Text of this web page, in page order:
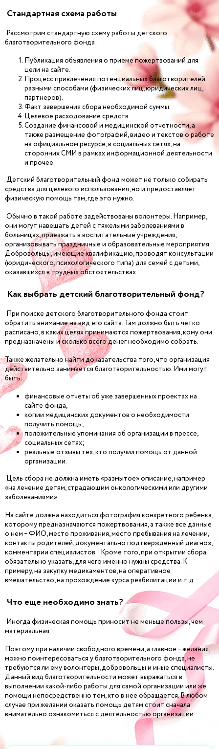
Стандартная схема работы
Рассмотрим стандартную схему работы детского
благотворительного фонда:
Публикация объявления о приеме пожертвований для
цели на сайте.
Процесс привлечения потенциальных благотворителей
разными способами (физических лиц, юридических лиц,
партнеров).
Факт завершения сбора необходимой суммы.
Целевое расходование средств.
Создание финансовой и медицинской отчетности, а
также размещение фотографий, видео и текстов о работе
на официальном ресурсе, в социальных сетях, на
сторонних СМИ в рамках информационной деятельности
и прочее.
Детский благотворительный фонд может не только собирать
средства для целевого использования, но и предоставляет
физическую помощь там, где это нужно.
Обычно в такой работе задействованы волонтеры. Например,
они могут навещать детей с тяжелыми заболеваниями в
больницах, приезжать в воспитательные учреждения,
организовывать праздничные и образовательные мероприятия.
Добровольцы, имеющие квалификацию, проводят консультации
(юридического, психологического типа) для семей с детьми,
оказавшихся в трудных обстоятельствах.
Как выбрать детский благотворительный фонд?
При поиске детского благотворительного фонда стоит
обратить внимание на вид его сайта. Там должно быть четко
расписано, в каких целях принимаются пожертвования, кому они
предназначены и сколько всего денег необходимо собрать.
Также желательно найти доказательства того, что организация
действительно занимается благотворительностью. Ими могут
быть:
финансовые отчеты об уже завершенных проектах на
сайте фонда,
копии медицинских документов о необходимости
получить помощь;
положительные упоминания об организации в прессе,
социальных сетях;
реальные отзывы тех, кто получил помощь от данной
организации.
Цель сбора не должна иметь «размытое» описание, например
«на лечение детям, страдающим онкологическими или другими
заболеваниями».
На сайте должна находиться фотография конкретного ребенка,
которому предназначаются пожертвования, а также все данные
о нем – ФИО, место проживания, место пребывания на лечении,
контакты родителей, документально подтвержденный диагноз,
комментарии специалистов. Кроме того, при открытии сбора
обязательно указать, для чего именно нужны средства. К
примеру, на закупку медикаментов, на оперативное
вмешательство, на прохождение курса реабилитации и т. д.
Что еще необходимо знать?
Иногда физическая помощь приносит не меньше пользы, чем
материальная.
Поэтому при наличии свободного времени, а главное – желания,
можно поинтересоваться у благотворительного фонда, не
требуются ли ему волонтеры, добровольцы и иные специалисты.
Данный вид благотворительности может выражаться в
выполнении какой-либо работы для самой организации или же
помощи непосредственно тем, кто в нее обращается. В любом
случае при желании оказать помощь детям стоит сначала
внимательно ознакомиться с деятельностью организации.